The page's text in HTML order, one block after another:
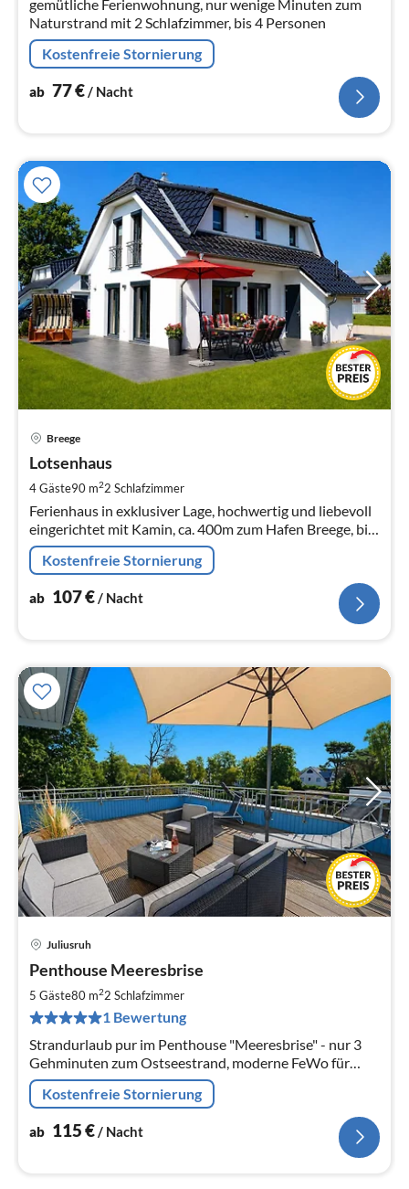
gemütliche Ferienwohnung, nur wenige Minuten zum
Naturstrand mit 2 Schlafzimmer, bis 4 Personen
Kostenfreie Stornierung
ab 77€/ Nacht
Breege
Lotsenhaus
4 Gäste90 m22 Schlafzimmer
Ferienhaus in exklusiver Lage, hochwertig und liebevoll
eingerichtet mit Kamin, ca. 400m zum Hafen Breege, bis
4 Personen, WLAN kostenfrei, Waschmaschine
vorhanden
Kostenfreie Stornierung
ab 107€/ Nacht
Juliusruh
Penthouse Meeresbrise
5 Gäste80 m22 Schlafzimmer
1 Bewertung
Strandurlaub pur im Penthouse "Meeresbrise" - nur 3
Gehminuten zum Ostseestrand, moderne FeWo für
Personen, gehobene Ausstattung mit Sauna und WLAN
Kostenfreie Stornierung
ab 115€ / Nacht